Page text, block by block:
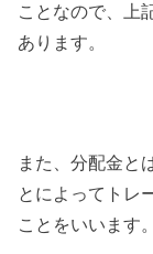
ことなので、上
あります。
また、分配金と
とによってトレ
ことをいいます。